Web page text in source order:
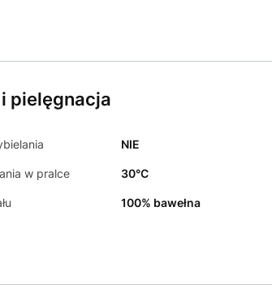
i pielęgnacja
NIE
w pralce 30°C
100% bawełna